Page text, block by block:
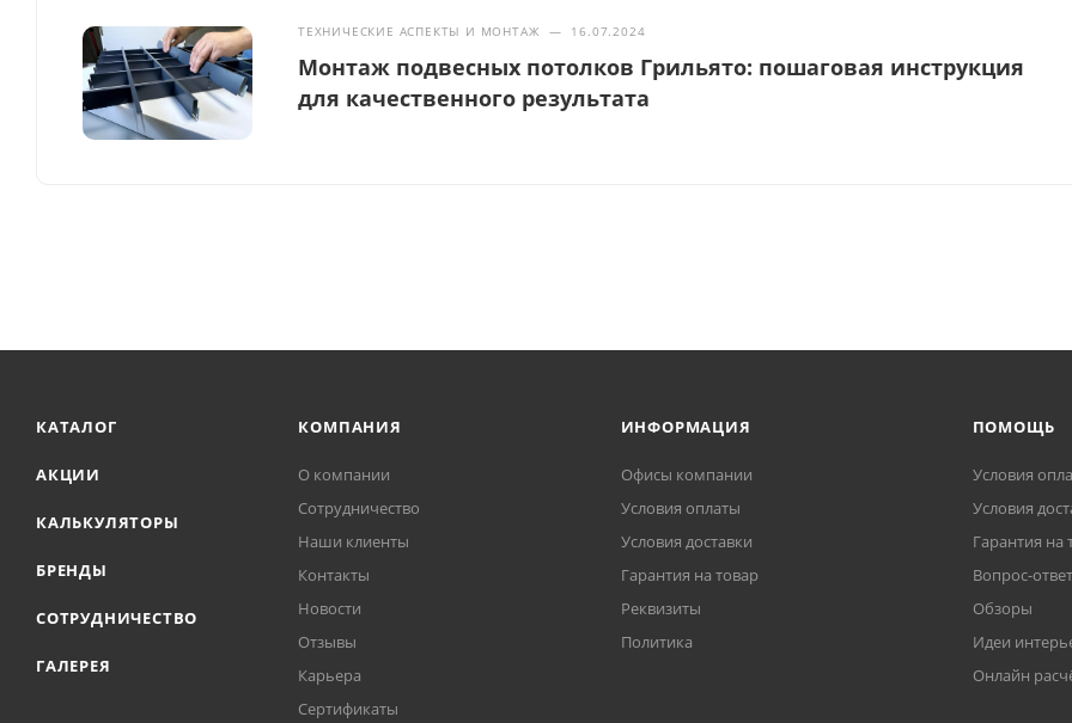
ТЕХНИЧЕСКИЕ АСПЕКТЫ И МОНТАЖ — 16.07.2024
Монтаж подвесных потолков Грильято: пошаговая инструкция
для качественного результата
КАТАЛОГ
АКЦИИ
КАЛЬКУЛЯТОРЫ
БРЕНДЫ
СОТРУДНИЧЕСТВО
ГАЛЕРЕЯ
КОМПАНИЯ
О компании
Сотрудничество
Наши клиенты
Контакты
Новости
Отзывы
Карьера
Сертификаты
ИНФОРМАЦИЯ
Офисы компании
Условия оплаты
Условия доставки
Гарантия на товар
Реквизиты
Политика
ПОМОЩЬ
Условия
Условия
Гарантия на
Вопрос-ответ
Обзоры
Идеи
Онлайн